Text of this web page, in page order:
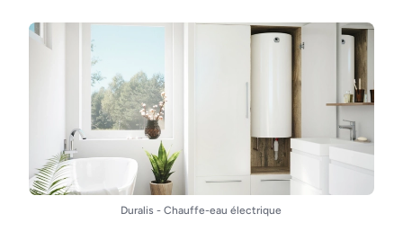
Duralis - Chauffe-eau électrique